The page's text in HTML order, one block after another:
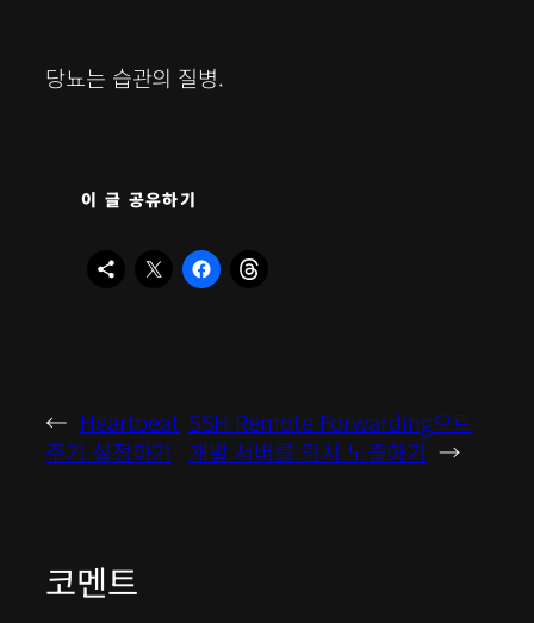
당뇨는 습관의 질병.
이 글 공유하기
← Heartbeat
주기 설정하기
SSH Remote Forwarding으로
개발 서버를 임시 노출하기 →
코멘트